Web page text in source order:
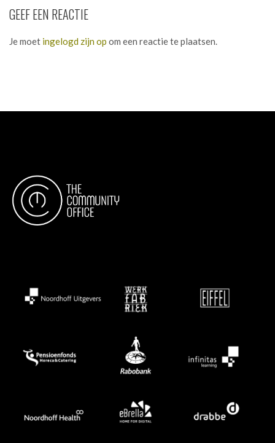
GEEF EEN REACTIE
Je moet ingelogd zijn op om een reactie te plaatsen.